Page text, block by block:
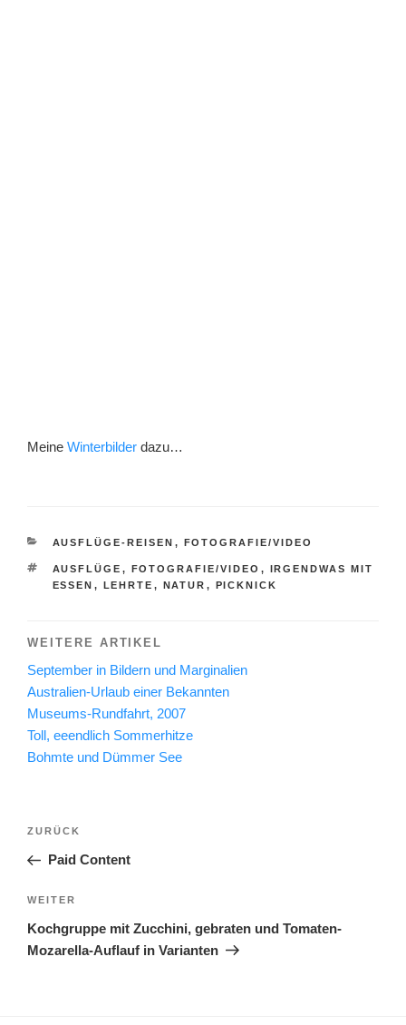
Meine Winterbilder dazu…
KATEGORIEN
AUSFLÜGE-REISEN , FOTOGRAFIE/VIDEO
SCHLAGWÖRTER
AUSFLÜGE , FOTOGRAFIE/VIDEO , IRGENDWAS MIT
ESSEN , LEHRTE , NATUR , PICKNICK
WEITERE ARTIKEL
September in Bildern und Marginalien
Australien-Urlaub einer Bekannten
Museums-Rundfahrt, 2007
Toll, eeendlich Sommerhitze
Bohmte und Dümmer See
Beitragsnavigation
Vorheriger
Beitrag
ZURÜCK
Paid Content
Nächster
Beitrag
WEITER
Kochgruppe mit Zucchini, gebraten und Tomaten-
Mozarella-Auflauf in Varianten